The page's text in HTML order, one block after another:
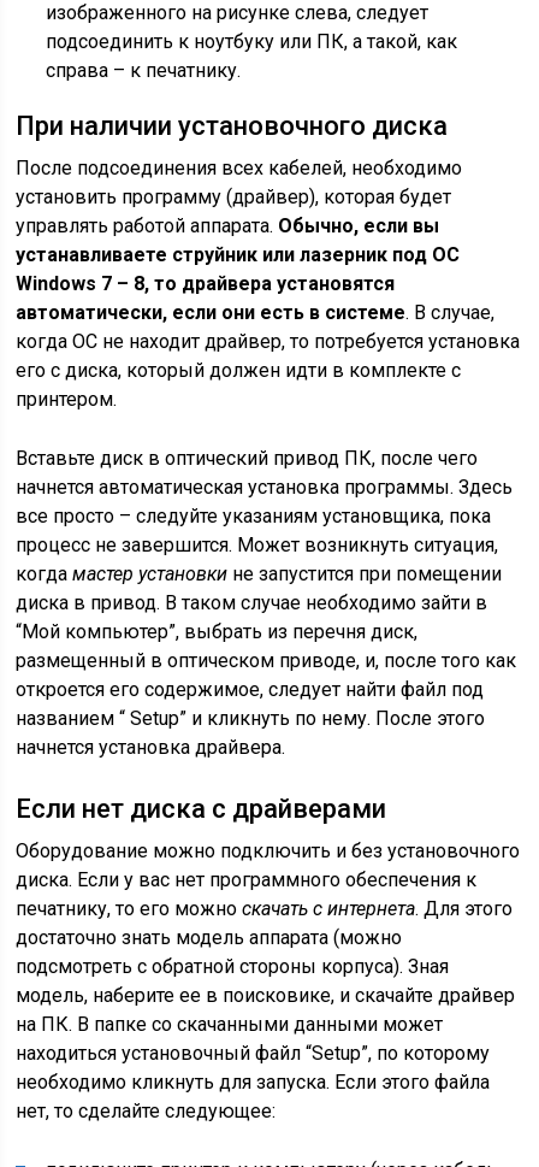
изображенного на рисунке слева, следует
подсоединить к ноутбуку или ПК, а такой, как
справа – к печатнику.
При наличии установочного диска
После подсоединения всех кабелей, необходимо
установить программу (драйвер), которая будет
управлять работой аппарата. Обычно, если вы
устанавливаете струйник или лазерник под ОС
Windows 7 – 8, то драйвера установятся
автоматически, если они есть в системе. В случае,
когда ОС не находит драйвер, то потребуется установка
его с диска, который должен идти в комплекте с
принтером.
Вставьте диск в оптический привод ПК, после чего
начнется автоматическая установка программы. Здесь
все просто – следуйте указаниям установщика, пока
процесс не завершится. Может возникнуть ситуация,
когдамастер установки не запустится при помещении
диска в привод. В таком случае необходимо зайти в
“Мой компьютер”, выбрать из перечня диск,
размещенный в оптическом приводе, и, после того как
откроется его содержимое, следует найти файл под
названием “ Setup” и кликнуть по нему. После этого
начнется установка драйвера.
Если нет диска с драйверами
Оборудование можно подключить и без установочного
диска. Если у вас нет программного обеспечения к
печатнику, то его можноскачать с интернета. Для этого
достаточно знать модель аппарата (можно
подсмотреть с обратной стороны корпуса). Зная
модель, наберите ее в поисковике, и скачайте драйвер
на ПК. В папке со скачанными данными может
находиться установочный файл “Setup”, по которому
необходимо кликнуть для запуска. Если этого файла
нет, то сделайте следующее: